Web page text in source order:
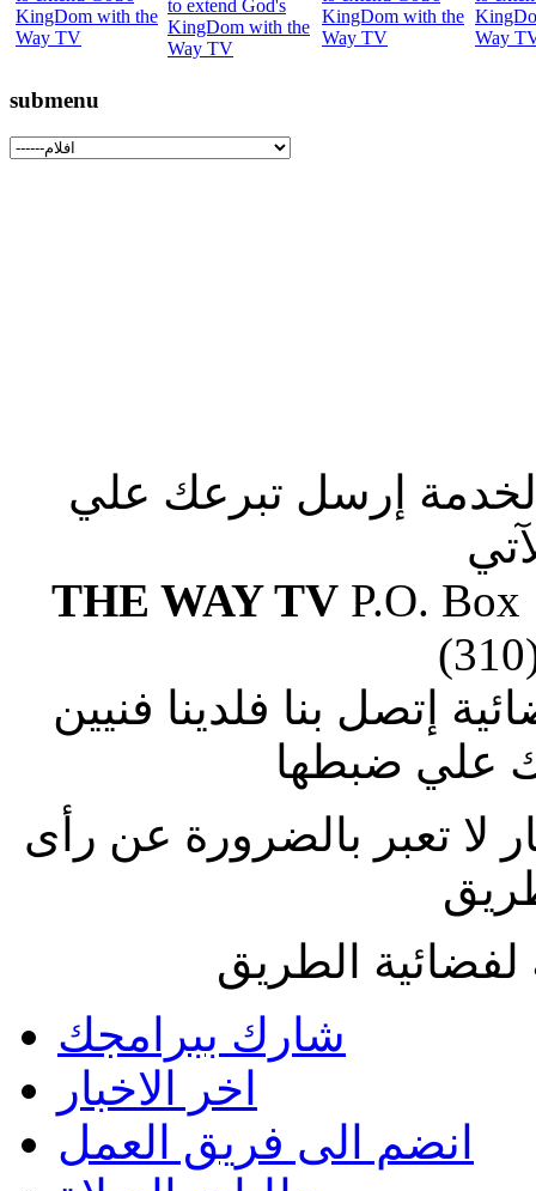
submenu
إرسل تبرعك علي
THE WAY TVP.O. Box
إتصل بنا فلدينا فنيين
علي ضبطها
لا تعبر بالضرورة عن رأى
الطريق
شارك ببرامجك
اخر الاخبار
انضم الى فريق العمل